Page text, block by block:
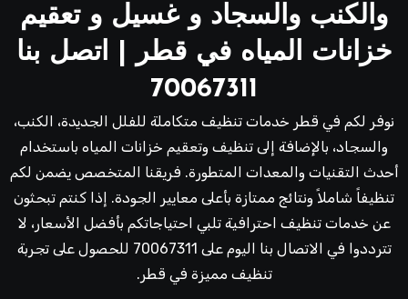
والكنب والسجاد و غسيل و تعقيم
خزانات المياه في قطر | اتصل بنا
70067311
نوفر لكم في قطر خدمات تنظيف متكاملة للفلل الجديدة، الكنب،
والسجاد، بالإضافة إلى تنظيف وتعقيم خزانات المياه باستخدام
أحدث التقنيات والمعدات المتطورة. فريقنا المتخصص يضمن لكم
تنظيفاً شاملاً ونتائج ممتازة بأعلى معايير الجودة. إذا كنتم تبحثون
عن خدمات تنظيف احترافية تلبي احتياجاتكم بأفضل الأسعار، لا
تترددوا في الاتصال بنا اليوم على 70067311 للحصول على تجربة
تنظيف مميزة في قطر.